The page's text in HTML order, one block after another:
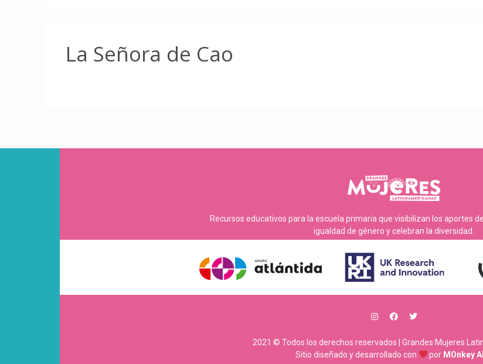
La Señora de Cao
Recursos educativos para la escuela primaria que visibilizan los aportes
igualdad de género y celebran la diversidad.
2021 © Todos los derechos reservados | Grandes Mujeres
Sitio diseñado y desarrollado con
por MOnkey